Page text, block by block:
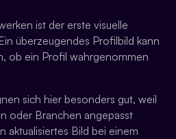
ist der erste visuelle
überzeugendes Profilbild kann
ob ein Profil wahrgenommen
sich hier besonders gut, weil
oder Branchen angepasst
aktualisiertes Bild bei einem